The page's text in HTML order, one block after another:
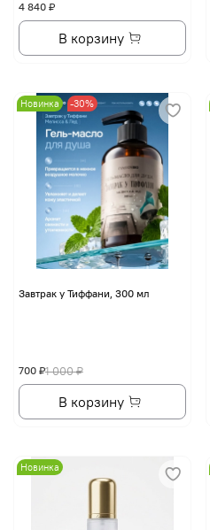
4 840 ₽
В корзину
Новинка -30%
Завтрак у Тиффани, 300 мл
1 000 ₽
700 ₽
В корзину
Новинка